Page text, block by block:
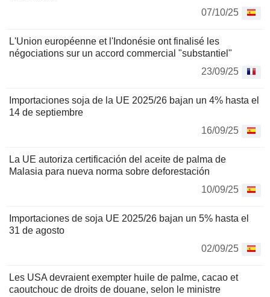
07/10/25
L'Union européenne et l'Indonésie ont finalisé les
négociations sur un accord commercial "substantiel"
23/09/25
Importaciones soja de la UE 2025/26 bajan un 4% hasta el
14 de septiembre
16/09/25
La UE autoriza certificación del aceite de palma de
Malasia para nueva norma sobre deforestación
10/09/25
Importaciones de soja UE 2025/26 bajan un 5% hasta el
31 de agosto
02/09/25
Les USA devraient exempter huile de palme, cacao et
caoutchouc de droits de douane, selon le ministre